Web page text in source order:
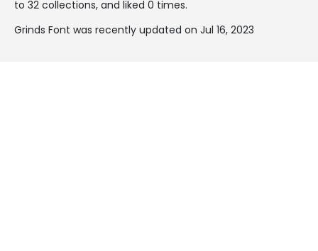
to 32 collections, and liked 0 times.
Grinds Font was recently updated on Jul 16, 2023